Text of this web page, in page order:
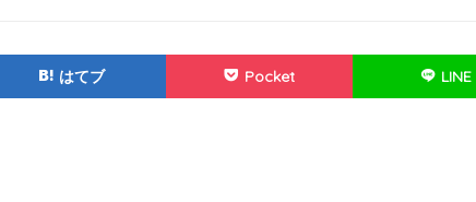
はてブ Pocket LINE